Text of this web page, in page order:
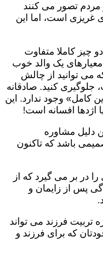
تصور می کنند
غریزی است، اما این
چیز کاملا متفاوت
یک والد خوب
می توانید از چالش
جلوگیری کنید. صادقانه
کامل» وجود ندارد. این
اژدها افسانه است!
دلیل مشاوره
باشد که تاکنون
در بر می گیرد که از
پس از زایمان و
تربیت فرزند می تواند
که برای فرزند و